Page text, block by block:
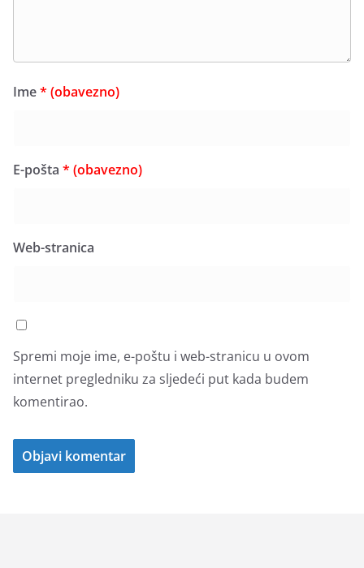
Ime* (obavezno)
E-pošta * (obavezno)
Web-stranica
Spremi moje ime, e-poštu i web-stranicu u ovom
internet pregledniku za sljedeći put kada budem
komentirao.